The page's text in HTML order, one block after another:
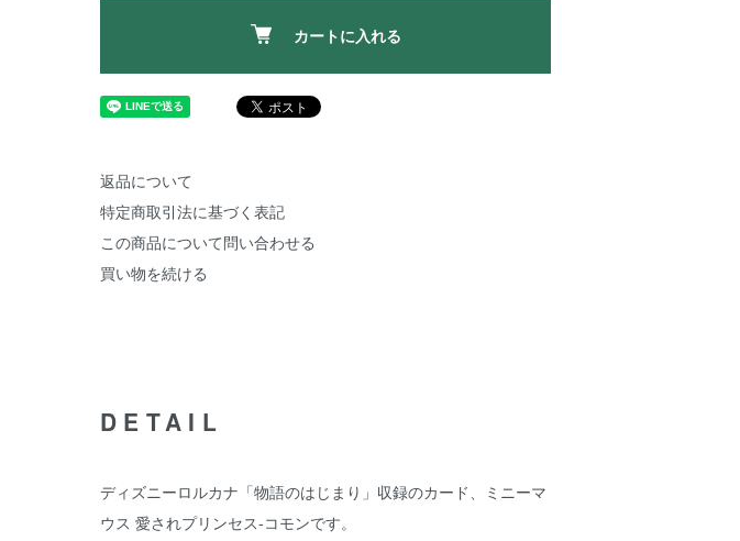
カートに入れる
返品について
特定商取引法に基づく表記
この商品について問い合わせる
買い物を続ける
DETAIL
ディズニーロルカナ「物語のはじまり」収録のカード、ミニーマ
ウス 愛されプリンセス-コモンです。